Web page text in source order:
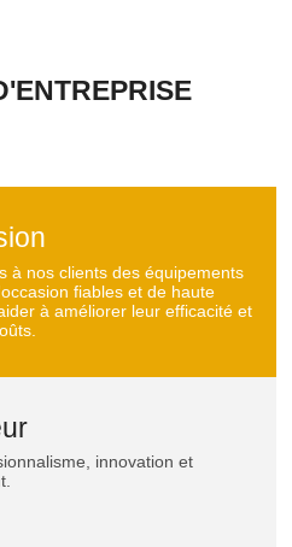
à nos clients des équipements
fiables et de haute
à améliorer leur efficacité et
innovation et